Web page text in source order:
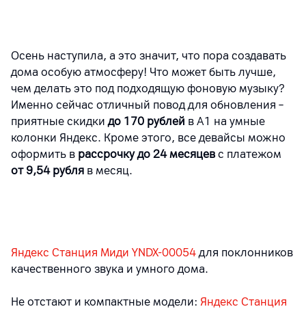
Осень наступила, а это значит, что пора создавать
дома особую атмосферу! Что может быть лучше,
чем делать это под подходящую фоновую музыку?
Именно сейчас отличный повод для обновления –
приятные скидкидо 170 рублей в А1 на умные
колонки Яндекс. Кроме этого, все девайсы можно
оформить в рассрочку до 24 месяцев с платежом
от 9,54 рубля в месяц.
Яндекс Станция Миди YNDX-00054для поклонников
качественного звука и умного дома.
Не отстают и компактные модели: Яндекс Станция